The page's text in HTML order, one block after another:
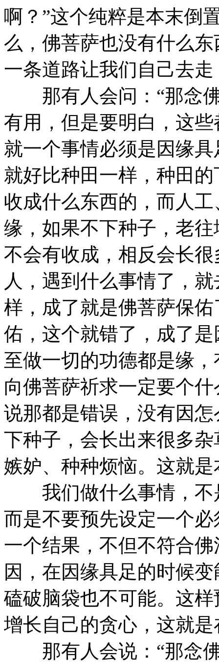
啊？”这个纯粹是本末倒
么，佛菩萨也没有什么
一条道路让我们自己去
那有人会问：“那念佛
有用，但是要明白，这
就一个事情必须是因缘
就好比种田一样，种田
收成什么东西的，而人
缘，如果不下种子，老
不会有收成，相反会长
人，遇到什么事情了，
样，成了就是佛菩萨保
佑，这个就错了，成了
至做一切的功德都是缘
向佛菩萨祈求一定要个
说那都是错误，没有因
下种子，会长出来很多
嫉妒、种种烦恼。这就
我们做什么事情，不
而是不要预先设定一个
一个结果，不但不符合
因，在因缘具足的时候
磕破脑袋也不可能。这
增长自己的贪心，这就
那有人会说：“那念佛